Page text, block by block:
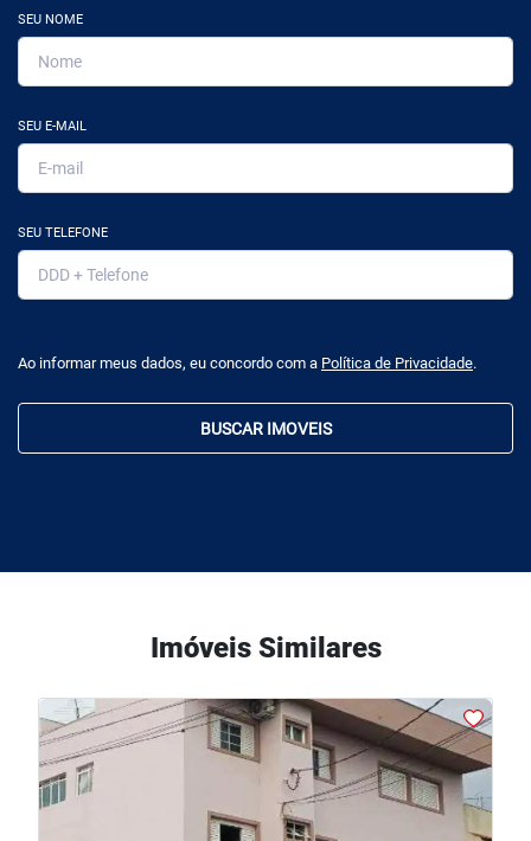
SEU NOME
SEU E-MAIL
SEU TELEFONE
Ao informar meus dados, eu concordo com a Política de Privacidade.
BUSCAR IMOVEIS
Imóveis Similares